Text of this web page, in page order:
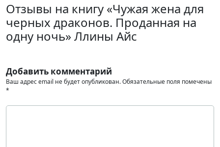
Отзывы на книгу «Чужая жена для
черных драконов. Проданная на
одну ночь» Ллины Айс
Добавить комментарий
Ваш адрес email не будет опубликован.Обязательные поля помечены
*